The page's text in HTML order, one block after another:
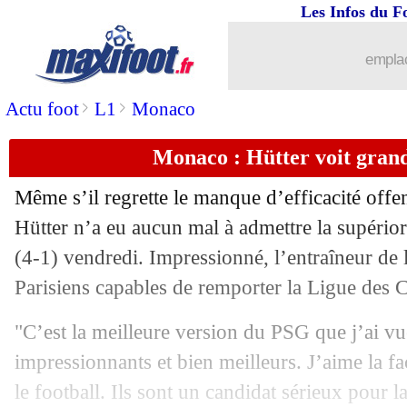
Actu foot> L1 > Monaco
Les Infos du
Monaco : Hütter voit
Même s’il regrette le manque d’efficacité
Hütter n’a eu aucun mal à admettre la
(4-1) vendredi. Impressionné, l’entraîneur de
Parisiens capables de remporter la Ligue des
"C’est la meilleure version du PSG que j’ai
impressionnants et bien meilleurs. J’aime la
le football. Ils sont un candidat sérieux pour
Brest: le PSG, Lorenzi veut y croire
08/02 L1
08/02 L2: Lorient enchaîne, Guingamp
08/02 Man City : mercato, le démenti de
08/02 Ang. (Cpe): Man City se fait peur
08/02 Chelsea: Maresca encense Caicedo
08/02 VIDEO: Man City encaisse un but
08/02 PSG: Vitinha est content pour